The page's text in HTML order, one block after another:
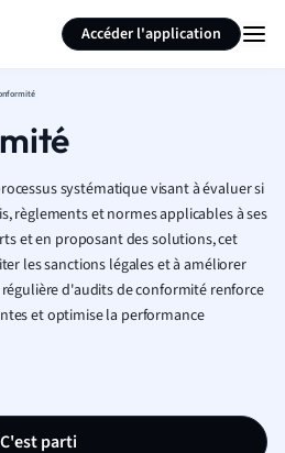
Accéder l'application
systématique visant à évaluer si
règlements et normes applicables à ses
et en proposant des solutions, cet
les sanctions légales et à améliorer
d'audits de conformité renforce
et optimise la performance
C'est parti
Résumer la page